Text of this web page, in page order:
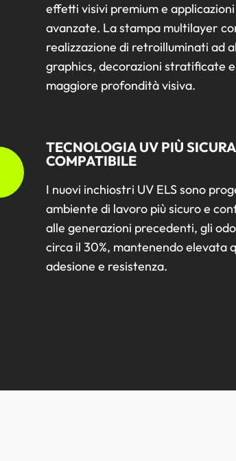
effetti visivi premium e
avanzate. La stampa multilayer
realizzazione di retroilluminati ad
graphics, decorazioni stratificate
maggiore profondità visiva.
TECNOLOGIA UV PIÙ
COMPATIBILE
I nuovi inchiostri UV ELS sono
ambiente di lavoro più sicuro e
alle generazioni precedenti, gli
circa il 30%, mantenendo elevata
adesione e resistenza.